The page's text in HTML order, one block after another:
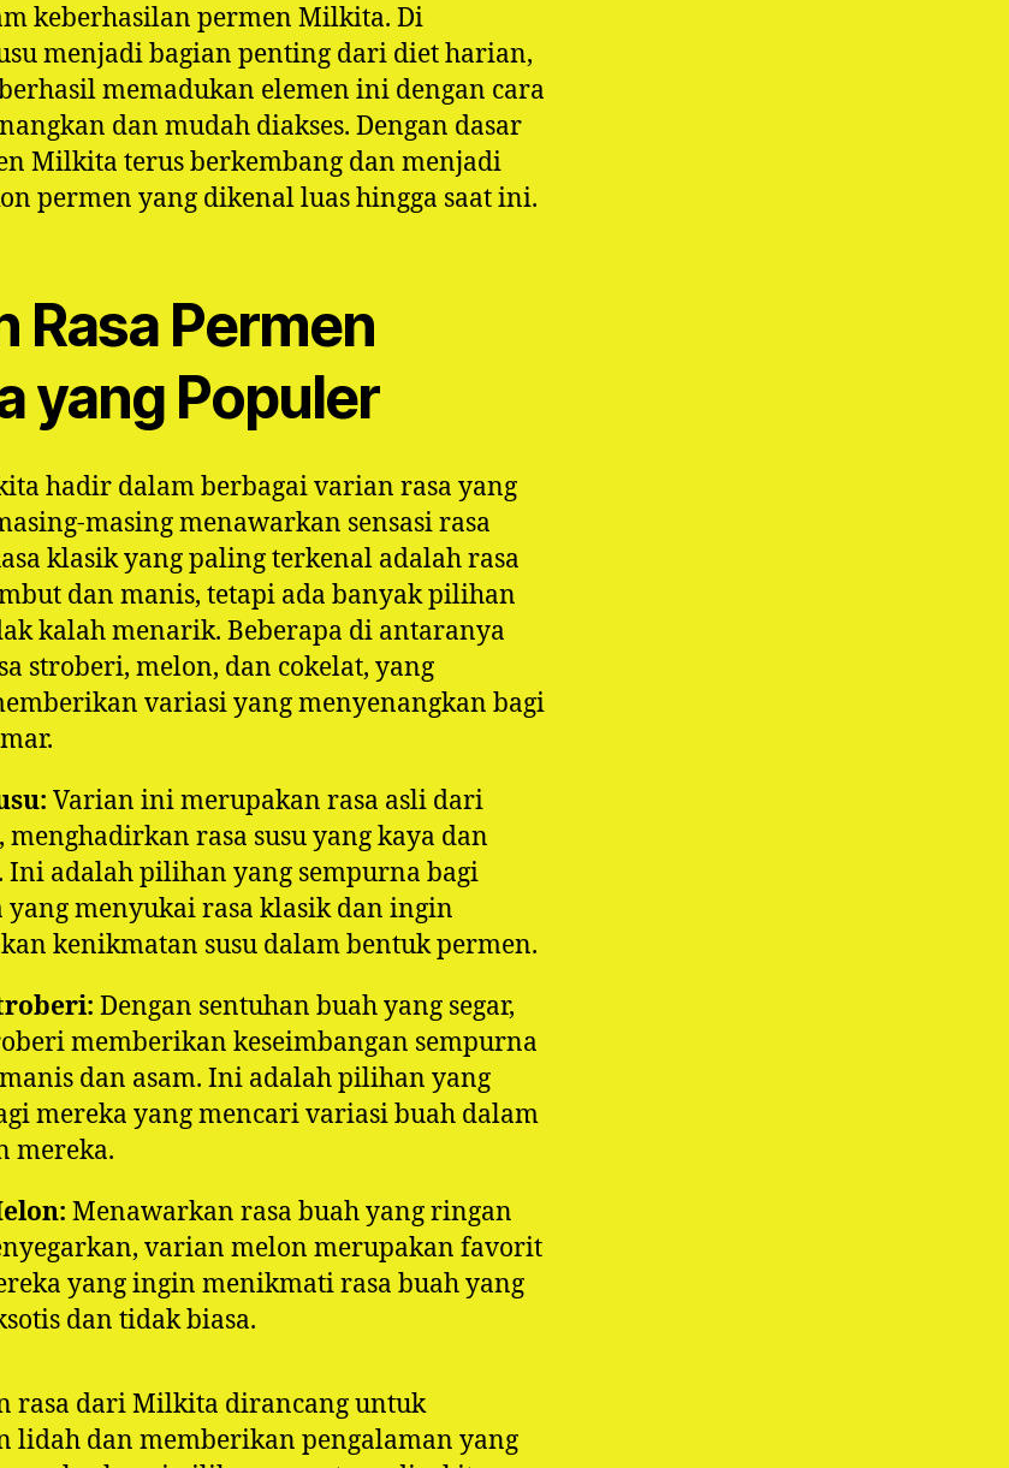
keberhasilan permen Milkita. Di
menjadi bagian penting dari diet harian,
memadukan elemen ini dengan cara
dan mudah diakses. Dengan dasar
Milkita terus berkembang dan menjadi
permen yang dikenal luas hingga saat ini.
Rasa Permen
yang Populer
hadir dalam berbagai varian rasa yang
masing menawarkan sensasi rasa
klasik yang paling terkenal adalah rasa
dan manis, tetapi ada banyak pilihan
kalah menarik. Beberapa di antaranya
stroberi, melon, dan cokelat, yang
variasi yang menyenangkan bagi
Varian ini merupakan rasa asli dari
rasa susu yang kaya dan
Ini adalah pilihan yang sempurna bagi
yang menyukai rasa klasik dan ingin
kenikmatan susu dalam bentuk permen.
Dengan sentuhan buah yang segar,
memberikan keseimbangan sempurna
dan asam. Ini adalah pilihan yang
mereka yang mencari variasi buah dalam
mereka.
Menawarkan rasa buah yang ringan
varian melon merupakan favorit
yang ingin menikmati rasa buah yang
dan tidak biasa.
rasa dari Milkita dirancang untuk
lidah dan memberikan pengalaman yang